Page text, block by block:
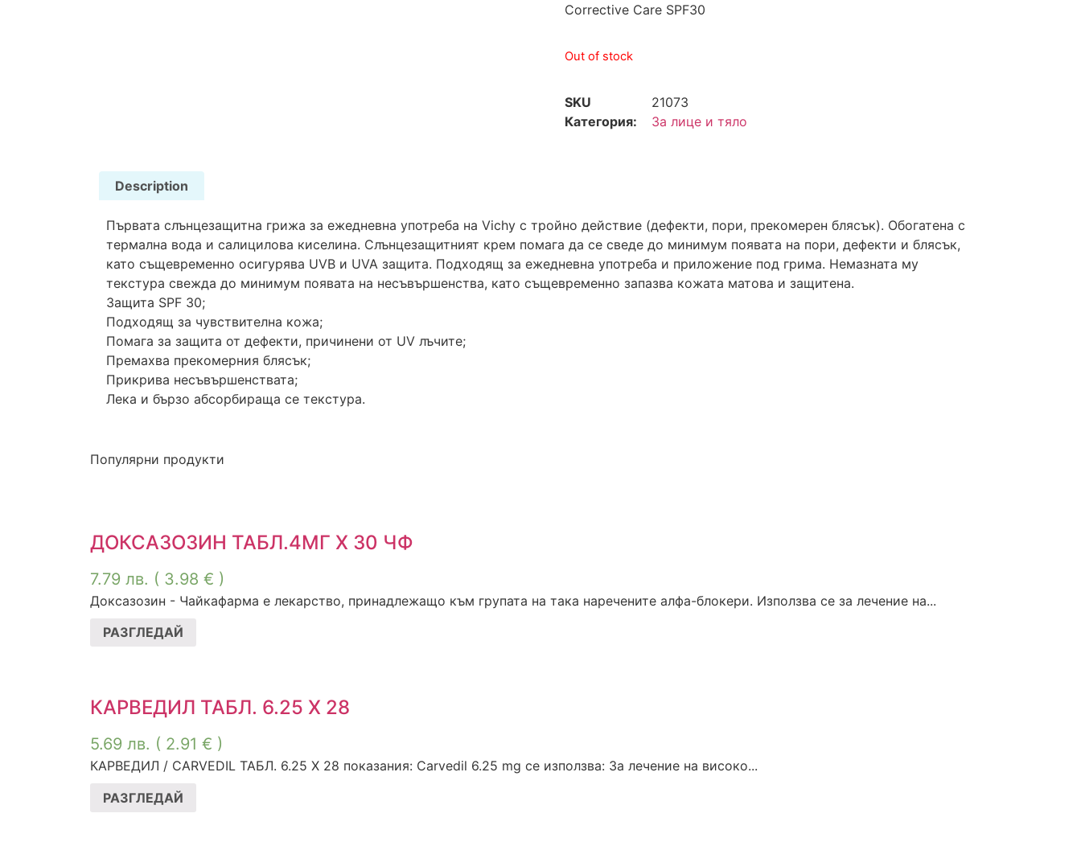
Corrective Care SPF30
Out of stock
SKU
21073
Категория:
За лице и тяло
Description
Първата слънцезащитна грижа за ежедневна употреба на Vichy с тройно действие (дефекти, пори, прекомерен блясък). Обогатена с
термална вода и салицилова киселина. Слънцезащитният крем помага да се сведе до минимум появата на пори, дефекти и блясък,
като същевременно осигурява UVB и UVA защита. Подходящ за ежедневна употреба и приложение под грима. Немазната му
текстура свежда до минимум появата на несъвършенства, като същевременно запазва кожата матова и защитена.
Защита SPF 30;
Подходящ за чувствителна кожа;
Помага за защита от дефекти, причинени от UV лъчите;
Премахва прекомерния блясък;
Прикрива несъвършенствата;
Лека и бързо абсорбираща се текстура.
Популярни продукти
ДОКСАЗОЗИН ТАБЛ.4МГ Х 30 ЧФ
7.79 лв. ( 3.98 € )
Доксазозин - Чайкафарма е лекарство, принадлежащо към групата на така наречените алфа-блокери. Използва се за лечение на...
РАЗГЛЕДАЙ
КАРВЕДИЛ ТАБЛ. 6.25 Х 28
5.69 лв. ( 2.91 € )
КАРВЕДИЛ / CARVEDIL ТАБЛ. 6.25 Х 28 показания: Carvedil 6.25 mg се използва: За лечение на високо...
РАЗГЛЕДАЙ